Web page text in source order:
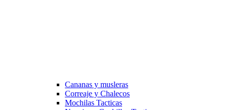
Cananas y musleras
Correaje y Chalecos
Mochilas Tacticas